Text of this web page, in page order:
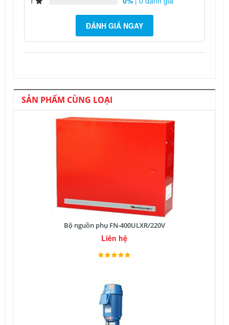
ĐÁNH GIÁ NGAY
SẢN PHẨM CÙNG LOẠI
Bộ nguồn phụ FN-400ULXR/220V
Liên hệ